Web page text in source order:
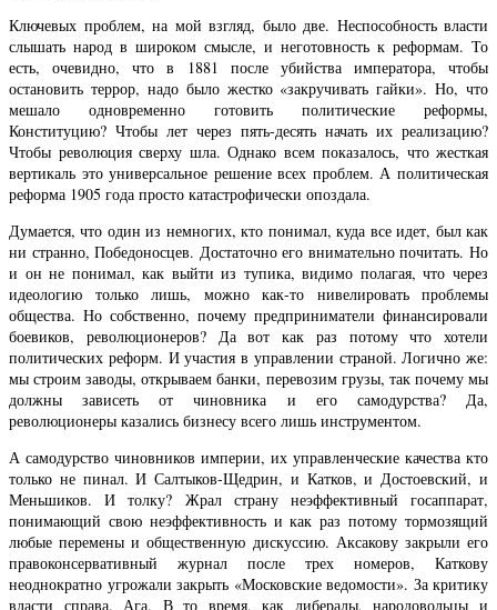
Ключевых проблем, на мой взгляд, было две. Неспособность власти
слышать народ в широком смысле, и неготовность к реформам. То
есть, очевидно, что в 1881 после убийства императора, чтобы
остановить террор, надо было жестко «закручивать гайки». Но, что
мешало одновременно готовить политические реформы,
Конституцию? Чтобы лет через пять-десять начать их реализацию?
Чтобы революция сверху шла. Однако всем показалось, что жесткая
вертикаль это универсальное решение всех проблем. А политическая
реформа 1905 года просто катастрофически опоздала.
Думается, что один из немногих, кто понимал, куда все идет, был как
ни странно, Победоносцев. Достаточно его внимательно почитать. Но
и он не понимал, как выйти из тупика, видимо полагая, что через
идеологию только лишь, можно как-то нивелировать проблемы
общества. Но собственно, почему предприниматели финансировали
боевиков, революционеров? Да вот как раз потому что хотели
политических реформ. И участия в управлении страной. Логично же:
мы строим заводы, открываем банки, перевозим грузы, так почему мы
должны зависеть от чиновника и его самодурства? Да,
революционеры казались бизнесу всего лишь инструментом.
А самодурство чиновников империи, их управленческие качества кто
только не пинал. И Салтыков-Щедрин, и Катков, и Достоевский, и
Меньшиков. И толку? Жрал страну неэффективный госаппарат,
понимающий свою неэффективность и как раз потому тормозящий
любые перемены и общественную дискуссию. Аксакову закрыли его
правоконсервативный журнал после трех номеров, Каткову
неоднократно угрожали закрыть «Московские ведомости». За критику
власти справа. Ага. В то время, как либералы, народовольцы и